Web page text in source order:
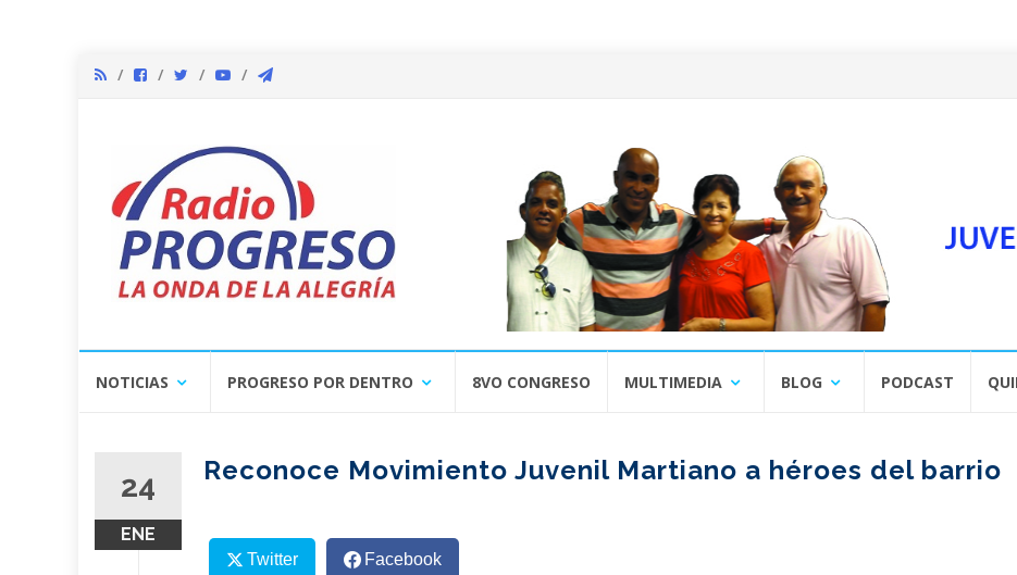
NOTICIAS PROGRESO POR DENTRO 8VO CONGRESO MULTIMEDIA BLOG PODCAST
24
ENE
Reconoce Movimiento Juvenil Martiano a héroes del barrio
Twitter Facebook